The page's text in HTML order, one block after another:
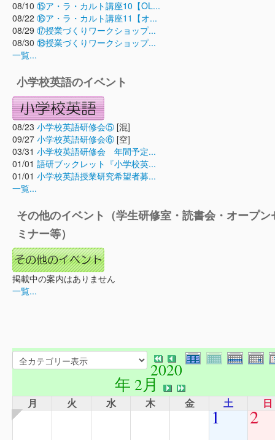
08/10 ⑮ア・ラ・カルト講座10【OL...
08/22 ⑯ア・ラ・カルト講座11【オ...
08/29 ⑰授業づくりワークショップ...
08/30 ⑱授業づくりワークショップ...
一覧...
小学校英語のイベント
08/23 小学校英語研修会⑤ [混]
09/27 小学校英語研修会⑥ [空]
03/31 小学校英語研修会 年間予定...
01/01 語研ブックレット『小学校英...
01/01 小学校英語授業研究希望者募...
一覧...
その他のイベント（学生研修室・読書会・オープン
ミナー等）
掲載中の案内はありません
一覧...
2020
年 2月
月 火 水 木 金 土 日
1 2